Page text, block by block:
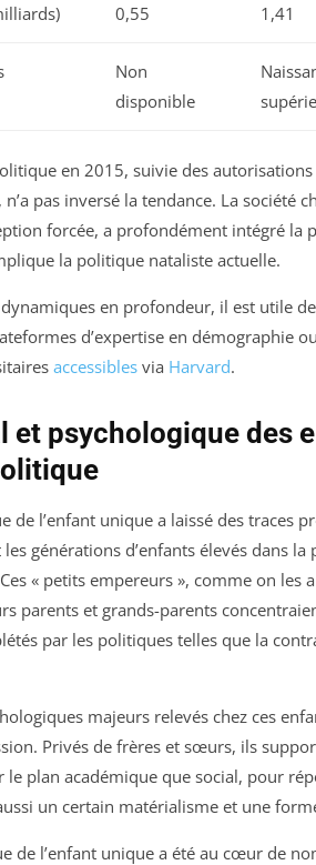
0,55 1,41
Non
disponible
en 2015, suivie des
pas inversé la tendance. La société
forcée, a profondément intégré la
la politique nataliste actuelle.
en profondeur, il est utile
d’expertise en démographie
accessibles via Harvard.
et psychologique des
de l’enfant unique a laissé des traces
générations d’enfants élevés dans la
« petits empereurs », comme on les
parents et grands-parents
par les politiques telles que la
majeurs relevés chez ces
Privés de frères et sœurs, ils
le plan académique que social, pour
un certain matérialisme et une
de l’enfant unique a été au cœur de